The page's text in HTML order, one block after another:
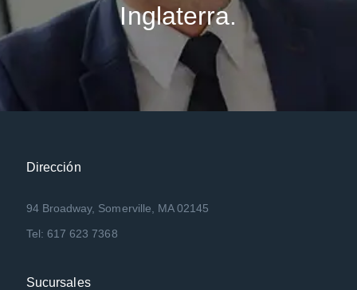
Inglaterra.
Dirección
94 Broadway, Somerville, MA 02145
Tel: 617 623 7368
Sucursales